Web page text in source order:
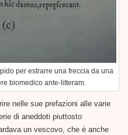
per estrarre una freccia da una
biomedico ante-litteram.
nelle sue prefazioni alle varie
di aneddoti piuttosto
un vescovo, che è anche